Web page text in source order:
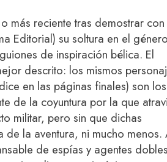
más reciente tras demostrar con
Editorial) su soltura en el género
de inspiración bélica. El
descrito: los mismos
en las páginas finales) son los
de la coyuntura por la que
militar, pero sin que dichas
la aventura, ni mucho menos.
de espías y agentes